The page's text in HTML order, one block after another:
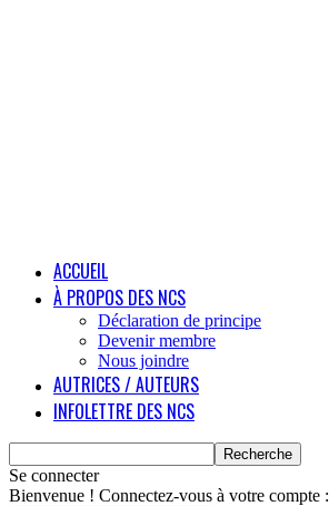
ACCUEIL
À PROPOS DES NCS
Déclaration de principe
Devenir membre
Nous joindre
AUTRICES / AUTEURS
INFOLETTRE DES NCS
Se connecter
Bienvenue ! Connectez-vous à votre compte :